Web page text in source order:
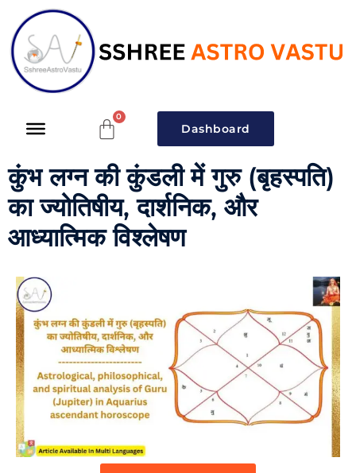
Dashboard
कुंभ लग्न की कुंडली में गुरु (बृहस्पति)
का ज्योतिषीय, दार्शनिक, और
आध्यात्मिक विश्लेषण